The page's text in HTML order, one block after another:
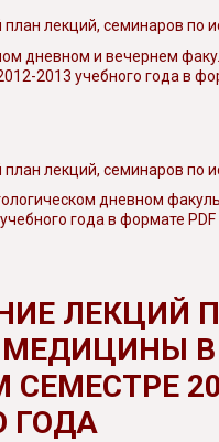
лекций, семинаров по
дневном и вечернем
2013 учебного года в
лекций, семинаров по
дневном
года в формате PDF
ЛЕКЦИЙ
МЕДИЦИНЫ В
СЕМЕСТРЕ
ГОДА